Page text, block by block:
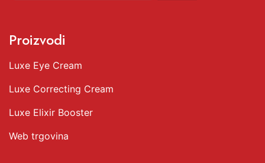
Proizvodi
Luxe Eye Cream
Luxe Correcting Cream
Luxe Elixir Booster
Web trgovina